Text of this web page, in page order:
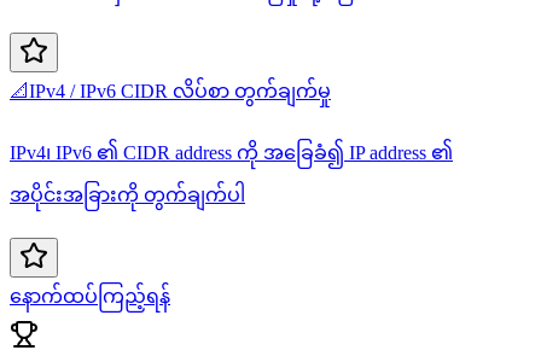
📐IPv4 / IPv6 CIDR လိပ်စာ တွက်ချက်မှု
IPv4၊ IPv6 ၏ CIDR address ကို အခြေခံ၍ IP address ၏
အပိုင်းအခြားကို တွက်ချက်ပါ
နောက်ထပ်ကြည့်ရန်